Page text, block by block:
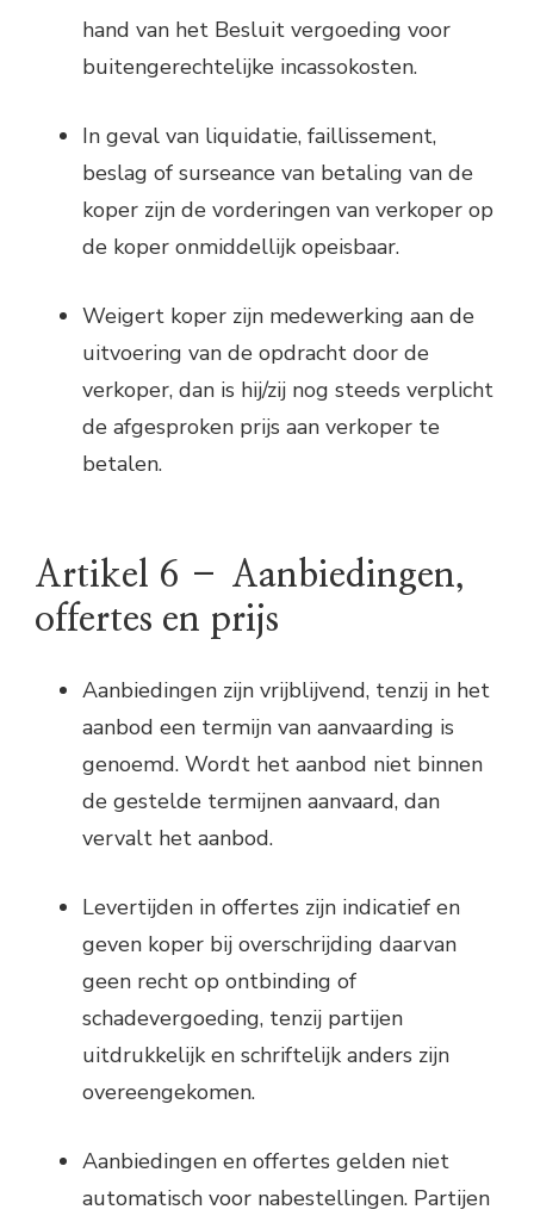
hand van het Besluit vergoeding voor
buitengerechtelijke incassokosten.
In geval van liquidatie, faillissement,
beslag of surseance van betaling van de
koper zijn de vorderingen van verkoper op
de koper onmiddellijk opeisbaar.
Weigert koper zijn medewerking aan de
uitvoering van de opdracht door de
verkoper, dan is hij/zij nog steeds verplicht
de afgesproken prijs aan verkoper te
betalen.
Artikel 6 – Aanbiedingen,
offertes en prijs
Aanbiedingen zijn vrijblijvend, tenzij in het
aanbod een termijn van aanvaarding is
genoemd. Wordt het aanbod niet binnen
de gestelde termijnen aanvaard, dan
vervalt het aanbod.
Levertijden in offertes zijn indicatief en
geven koper bij overschrijding daarvan
geen recht op ontbinding of
schadevergoeding, tenzij partijen
uitdrukkelijk en schriftelijk anders zijn
overeengekomen.
Aanbiedingen en offertes gelden niet
automatisch voor nabestellingen. Partijen